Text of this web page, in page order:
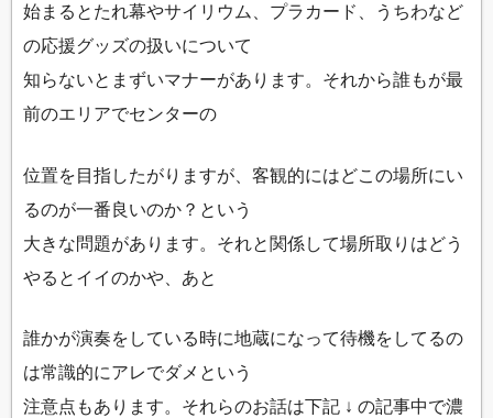
始まるとたれ幕やサイリウム、プラカード、うちわなど
の応援グッズの扱いについて
知らないとまずいマナーがあります。それから誰もが最
前のエリアでセンターの
位置を目指したがりますが、客観的にはどこの場所にい
るのが一番良いのか？という
大きな問題があります。それと関係して場所取りはどう
やるとイイのかや、あと
誰かが演奏をしている時に地蔵になって待機をしてるの
は常識的にアレでダメという
注意点もあります。それらのお話は下記 ↓ の記事中で濃